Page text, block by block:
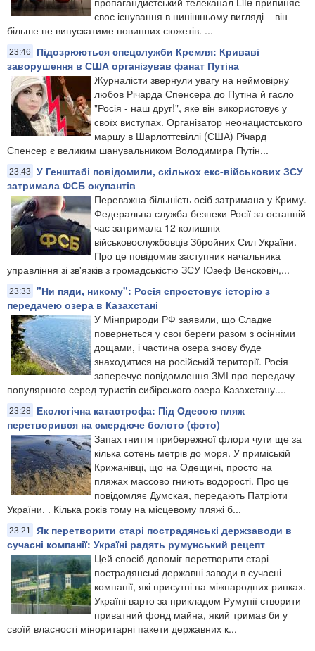
своє існування в нинішньому вигляді – він
більше не випускатиме новинних сюжетів. ...
23:46
Підозрюються спецслужби Кремля: Криваві
заворушення в США організував фанат Путіна
Журналісти звернули увагу на неймовірну
любов Річарда Спенсера до Путіна й гасло
"Росія - наш друг!", яке він використовує у
своїх виступах. Організатор неонацистського
маршу в Шарлоттсвіллі (США) Річард
Спенсер є великим шанувальником Володимира Путін...
23:43
У Генштабі повідомили, скількох екс-військових ЗСУ
затримала ФСБ окупантів
Переважна більшість осіб затримана у Криму.
Федеральна служба безпеки Росії за останній
час затримала 12 колишніх
військовослужбовців Збройних Сил України.
Про це повідомив заступник начальника
управління зі зв'язків з громадськістю ЗСУ Юзеф Венсковіч,...
23:33
"Ни пяди, никому": Росія спростовує історію з
передачею озера в Казахстані
У Мінприроди РФ заявили, що Сладке
повернеться у свої береги разом з осінніми
дощами, і частина озера знову буде
знаходитися на російській території. Росія
заперечує повідомлення ЗМІ про передачу
популярного серед туристів сибірського озера Казахстану....
23:28
Екологічна катастрофа: Під Одесою пляж
перетворився на смердюче болото (фото)
​Запах гниття прибережної флори чути ще за
кілька сотень метрів до моря. У приміській
Крижанівці, що на Одещині, просто на
пляжах массово гниють водорості. Про це
повідомляє Думская, передають Патріоти
України. . Кілька років тому на місцевому пляжі б...
23:21
Як перетворити старі пострадянські держзаводи в
сучасні компанії: Україні радять румунський рецепт
Цей спосіб допоміг перетворити старі
пострадянські державні заводи в сучасні
компанії, які присутні на міжнародних ринках.
Україні варто за прикладом Румунії створити
приватний фонд майна, який тримав би у
своїй власності міноритарні пакети державних к...